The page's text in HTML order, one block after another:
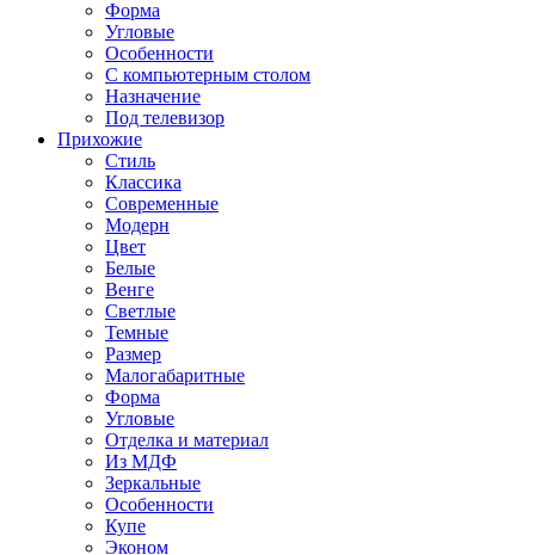
Форма
Угловые
Особенности
С компьютерным столом
Назначение
Под телевизор
Прихожие
Стиль
Классика
Современные
Модерн
Цвет
Белые
Венге
Светлые
Темные
Размер
Малогабаритные
Форма
Угловые
Отделка и материал
Из МДФ
Зеркальные
Особенности
Купе
Эконом